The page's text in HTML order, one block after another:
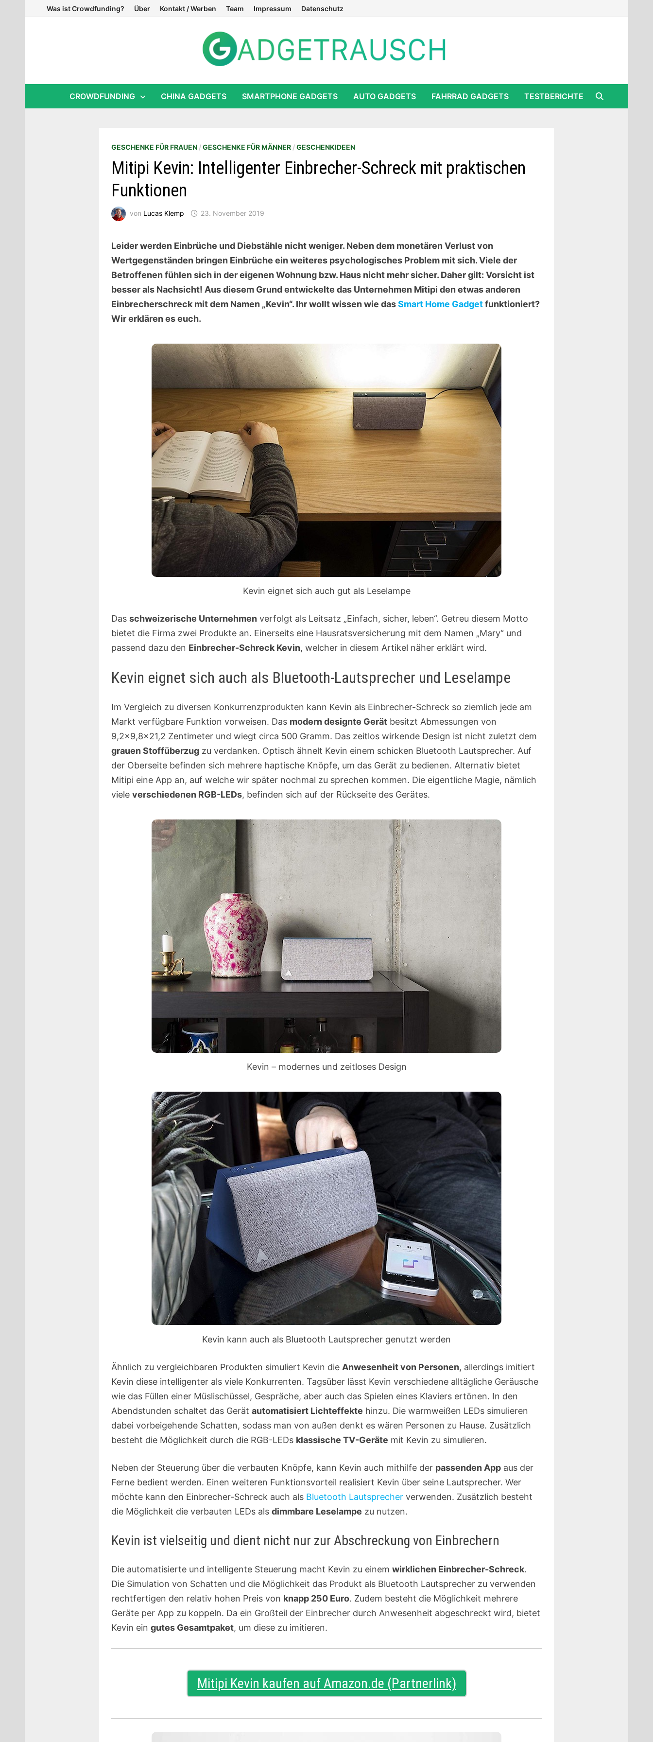
Was ist Crowdfunding? Über Kontakt / Werben Team Impressum Datenschutz
CROWDFUNDING CHINA GADGETS SMARTPHONE GADGETS AUTO GADGETS FAHRRAD GADGETS TESTBERICHTE
GESCHENKE FÜR FRAUEN/GESCHENKE FÜR MÄNNER/GESCHENKIDEEN
Mitipi Kevin: Intelligenter Einbrecher-Schreck mit praktischen
Funktionen
von Lucas Klemp 23. November 2019
Leider werden Einbrüche und Diebstähle nicht weniger. Neben dem monetären Verlust von
Wertgegenständen bringen Einbrüche ein weiteres psychologisches Problem mit sich. Viele der
Betroffenen fühlen sich in der eigenen Wohnung bzw. Haus nicht mehr sicher. Daher gilt: Vorsicht ist
besser als Nachsicht! Aus diesem Grund entwickelte das Unternehmen Mitipi den etwas anderen
Einbrecherschreck mit dem Namen „Kevin“. Ihr wollt wissen wie dasSmart Home Gadgetfunktioniert?
Wir erklären es euch.
Kevin eignet sich auch gut als Leselampe
Das schweizerische Unternehmen verfolgt als Leitsatz „Einfach, sicher, leben“. Getreu diesem Motto
bietet die Firma zwei Produkte an. Einerseits eine Hausratsversicherung mit dem Namen „Mary“ und
passend dazu den Einbrecher-Schreck Kevin, welcher in diesem Artikel näher erklärt wird.
Kevin eignet sich auch als Bluetooth-Lautsprecher und Leselampe
Im Vergleich zu diversen Konkurrenzprodukten kann Kevin als Einbrecher-Schreck so ziemlich jede am
Markt verfügbare Funktion vorweisen. Das modern designte Gerätbesitzt Abmessungen von
9,2×9,8×21,2 Zentimeter und wiegt circa 500 Gramm. Das zeitlos wirkende Design ist nicht zuletzt dem
grauen Stoffüberzugzu verdanken. Optisch ähnelt Kevin einem schicken Bluetooth Lautsprecher. Auf
der Oberseite befinden sich mehrere haptische Knöpfe, um das Gerät zu bedienen. Alternativ bietet
Mitipi eine App an, auf welche wir später nochmal zu sprechen kommen. Die eigentliche Magie, nämlich
viele verschiedenen RGB-LEDs, befinden sich auf der Rückseite des Gerätes.
Kevin – modernes und zeitloses Design
Kevin kann auch als Bluetooth Lautsprecher genutzt werden
Ähnlich zu vergleichbaren Produkten simuliert Kevin die Anwesenheit von Personen, allerdings imitiert
Kevin diese intelligenter als viele Konkurrenten. Tagsüber lässt Kevin verschiedene alltägliche Geräusche
wie das Füllen einer Müslischüssel, Gespräche, aber auch das Spielen eines Klaviers ertönen. In den
Abendstunden schaltet das Gerät automatisiert Lichteffekte hinzu. Die warmweißen LEDs simulieren
dabei vorbeigehende Schatten, sodass man von außen denkt es wären Personen zu Hause. Zusätzlich
besteht die Möglichkeit durch die RGB-LEDs klassische TV-Geräte mit Kevin zu simulieren.
Neben der Steuerung über die verbauten Knöpfe, kann Kevin auch mithilfe der passenden Appaus der
Ferne bedient werden. Einen weiteren Funktionsvorteil realisiert Kevin über seine Lautsprecher. Wer
möchte kann den Einbrecher-Schreck auch als Bluetooth Lautsprecherverwenden. Zusätzlich besteht
die Möglichkeit die verbauten LEDs als dimmbare Leselampe zu nutzen.
Kevin ist vielseitig und dient nicht nur zur Abschreckung von Einbrechern
Die automatisierte und intelligente Steuerung macht Kevin zu einem wirklichen Einbrecher-Schreck.
Die Simulation von Schatten und die Möglichkeit das Produkt als Bluetooth Lautsprecher zu verwenden
rechtfertigen den relativ hohen Preis von knapp 250 Euro. Zudem besteht die Möglichkeit mehrere
Geräte per App zu koppeln. Da ein Großteil der Einbrecher durch Anwesenheit abgeschreckt wird, bietet
Kevin ein gutes Gesamtpaket, um diese zu imitieren.
Mitipi Kevin kaufen